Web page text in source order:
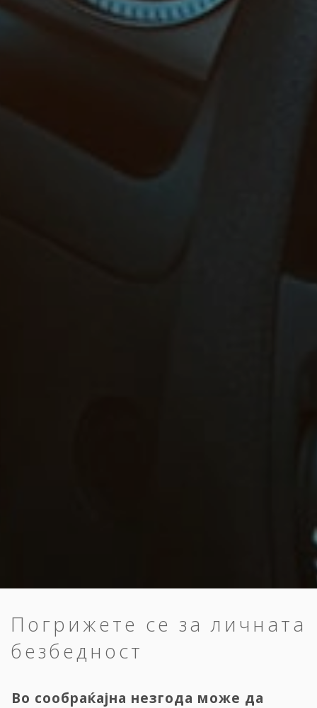
Погрижете се за личната
безбедност
Во сообраќајна незгода може да